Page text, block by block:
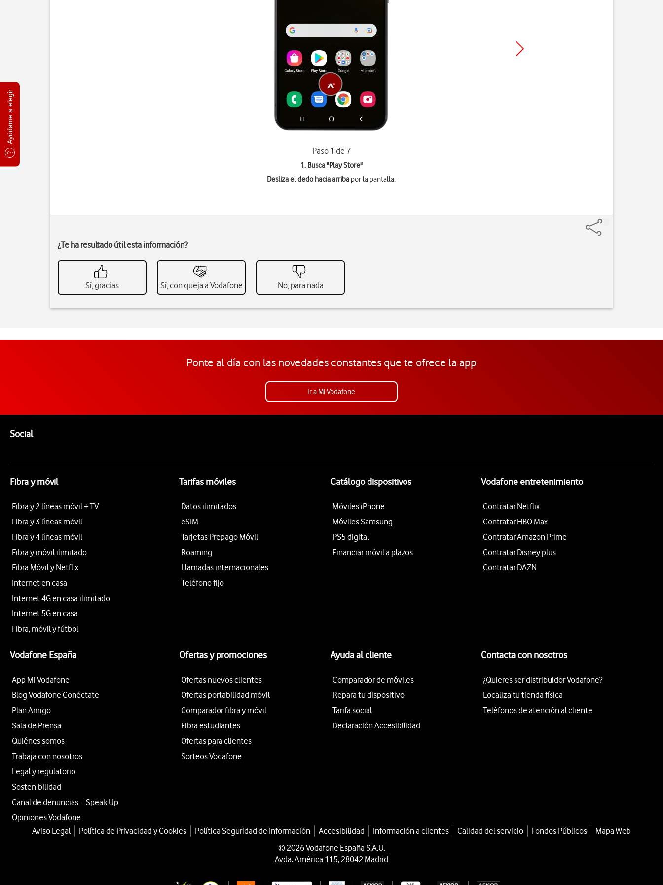
Ayúdame a elegir
Paso 1 de 7
1. Busca "Play Store"
Desliza el dedo hacia arriba por la pantalla.
¿Te ha resultado útil esta información?
Sí, gracias Sí, con queja a Vodafone No, para nada
Ponte al día con las novedades constantes que te ofrece la app
Ir a Mi Vodafone
SocialEnlaces a las redes sociales de Vodafone
Fibra y móvil
Fibra y 2 líneas móvil + TV
Fibra y 3 líneas móvil
Fibra y 4 líneas móvil
Fibra y móvil ilimitado
Fibra Móvil y Netflix
Internet en casa
Internet 4G en casa ilimitado
Internet 5G en casa
Fibra, móvil y fútbol
Tarifas móviles
Datos ilimitados
eSIM
Tarjetas Prepago Móvil
Roaming
Llamadas internacionales
Teléfono fijo
Catálogo dispositivos
Móviles iPhone
Móviles Samsung
PS5 digital
Financiar móvil a plazos
Vodafone entretenimiento
Contratar Netflix
Contratar HBO Max
Contratar Amazon Prime
Contratar Disney plus
Contratar DAZN
Vodafone España
App Mi Vodafone
Blog Vodafone Conéctate
Plan Amigo
Sala de Prensa
Quiénes somos
Trabaja con nosotros
Legal y regulatorio
Sostenibilidad
Canal de denuncias – Speak Up
Opiniones Vodafone
Ofertas y promociones
Ofertas nuevos clientes
Ofertas portabilidad móvil
Comparador fibra y móvil
Fibra estudiantes
Ofertas para clientes
Sorteos Vodafone
Ayuda al cliente
Comparador de móviles
Repara tu dispositivo
Tarifa social
Declaración Accesibilidad
Contacta con nosotros
¿Quieres ser distribuidor Vodafone?
Localiza tu tienda física
Teléfonos de atención al cliente
Aviso Legal Política de Privacidad y Cookies Política Seguridad de Información Accesibilidad Información a clientes Calidad del servicio Fondos Públicos
Mapa Web
© 2026 Vodafone España S.A.U.
Avda. América 115, 28042 Madrid